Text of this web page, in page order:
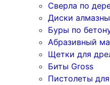
Сверла по
Диски
Буры по
Абразивный
Щетки для
Биты Gross
Пистолеты